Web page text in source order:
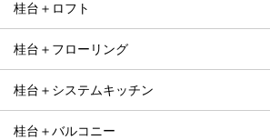
桂台＋ロフト
桂台＋フローリング
桂台＋システムキッチン
桂台＋バルコニー